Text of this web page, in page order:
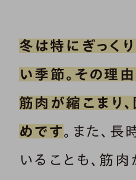
冬は特にぎっく
い季節。その理
筋肉が縮こまり
めです。また、
いることも、筋